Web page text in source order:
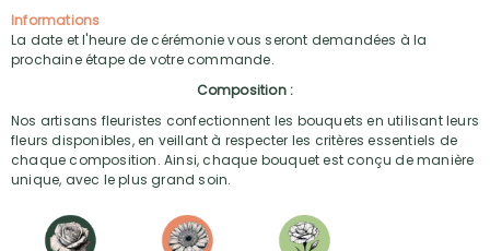
Informations
La date et l'heure de cérémonie vous seront demandées à la
prochaine étape de votre commande.
Composition :
Nos artisans fleuristes confectionnent les bouquets en utilisant leurs
fleurs disponibles, en veillant à respecter les critères essentiels de
chaque composition. Ainsi, chaque bouquet est conçu de manière
unique, avec le plus grand soin.